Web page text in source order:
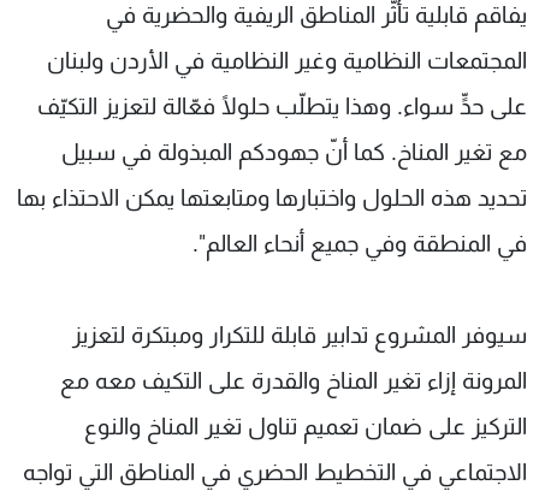
يفاقم قابلية تأثّر المناطق الريفية والحضرية في
المجتمعات النظامية وغير النظامية في الأردن ولبنان
على حدٍّ سواء. وهذا يتطلّب حلولًا فعّالة لتعزيز التكيّف
مع تغير المناخ. كما أنّ جهودكم المبذولة في سبيل
تحديد هذه الحلول واختبارها ومتابعتها يمكن الاحتذاء بها
في المنطقة وفي جميع أنحاء العالم".
سيوفر المشروع تدابير قابلة للتكرار ومبتكرة لتعزيز
المرونة إزاء تغير المناخ والقدرة على التكيف معه مع
التركيز على ضمان تعميم تناول تغير المناخ والنوع
الاجتماعي في التخطيط الحضري في المناطق التي تواجه